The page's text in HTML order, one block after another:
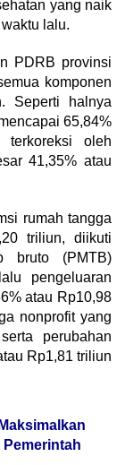
yang naik
lalu.
PDRB provinsi
komponen
Seperti halnya
65,84%
oleh
41,35% atau
rumah tangga
triliun, diikuti
bruto (PMTB)
pengeluaran
atau Rp10,98
nonprofit yang
perubahan
Rp1,81 triliun
Pemerintah